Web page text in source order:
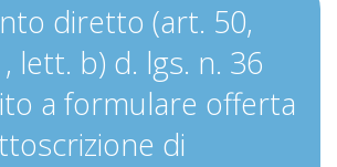
diretto (art. 50,
lett. b) d. lgs. n. 36
a formulare offerta
di